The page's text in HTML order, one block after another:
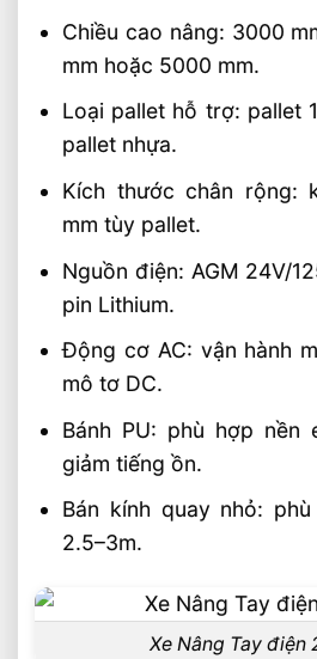
Chiều cao nâng: 3000
mm hoặc 5000 mm.
Loại pallet hỗ trợ: pallet
pallet nhựa.
Kích thước chân rộng:
mm tùy pallet.
Nguồn điện: AGM 24V/
pin Lithium.
Động cơ AC: vận hành
mô tơ DC.
Bánh PU: phù hợp nền
giảm tiếng ồn.
Bán kính quay nhỏ:
2.5–3m.
Xe Nâng Tay điện